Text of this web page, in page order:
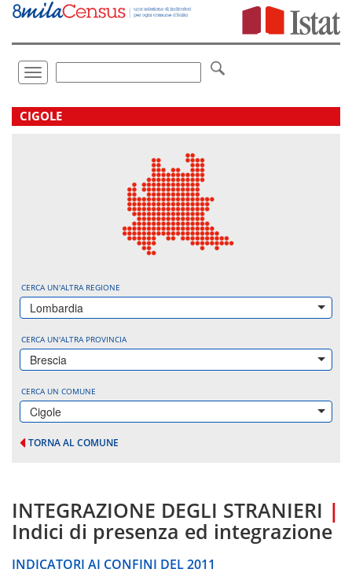
Vai
direttamente
Toggle
navigation
.
CIGOLE
CERCA UN'ALTRA REGIONE
Lombardia
CERCA UN'ALTRA PROVINCIA
Brescia
CERCA UN COMUNE
Cigole
TORNA AL COMUNE
INTEGRAZIONE DEGLI STRANIERI |
Indici di presenza ed integrazione
INDICATORI AI CONFINI DEL 2011